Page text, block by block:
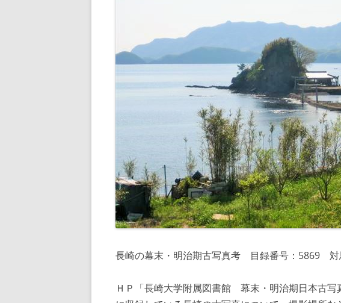
長崎の幕末・明治期古写真考 目録番号：5869 対
ＨＰ「長崎大学附属図書館 幕末・明治期日本古写